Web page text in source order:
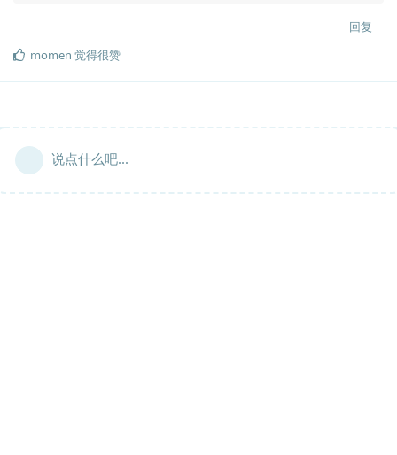
回复
momen 觉得很赞
说点什么吧...